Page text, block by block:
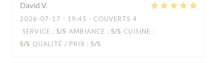
David V
2026-07-17 - 19:45 - COUVERTS 4
SERVICE : 5/5 AMBIANCE : 5/5 CUISINE :
5/5 QUALITÉ / PRIX : 5/5